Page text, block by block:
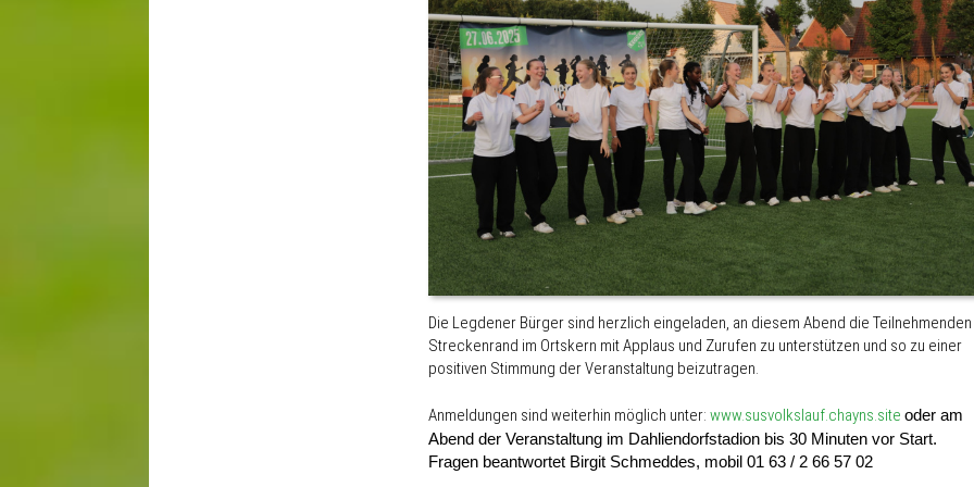
Die Legdener Bürger sind herzlich eingeladen, an diesem Abend die Teilnehmenden
Streckenrand im Ortskern mit Applaus und Zurufen zu unterstützen und so zu einer
positiven Stimmung der Veranstaltung beizutragen.
Anmeldungen sind weiterhin möglich unter: www.susvolkslauf.chayns.site oder am
Abend der Veranstaltung im Dahliendorfstadion bis 30 Minuten vor Start.
Fragen beantwortet Birgit Schmeddes, mobil 01 63 / 2 66 57 02